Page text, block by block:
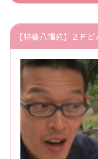
【特養八幡苑】２Ｆ